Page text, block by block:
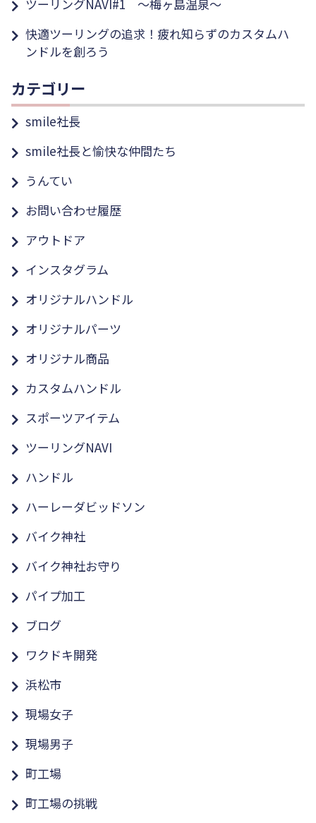
ツーリングNAVI#1 ～梅ヶ島温泉～
快適ツーリングの追求！疲れ知らずのカスタムハ
ンドルを創ろう
カテゴリー
smile社長
smile社長と愉快な仲間たち
うんてい
お問い合わせ履歴
アウトドア
インスタグラム
オリジナルハンドル
オリジナルパーツ
オリジナル商品
カスタムハンドル
スポーツアイテム
ツーリングNAVI
ハンドル
ハーレーダビッドソン
バイク神社
バイク神社お守り
パイプ加工
ブログ
ワクドキ開発
浜松市
現場女子
現場男子
町工場
町工場の挑戦